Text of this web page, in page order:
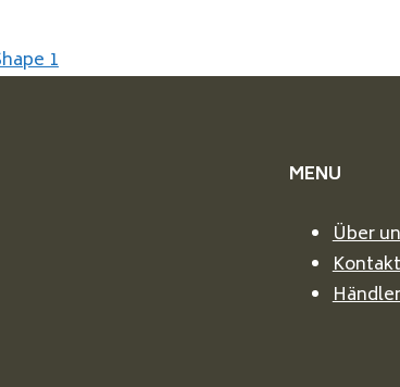
1
MENU
Über